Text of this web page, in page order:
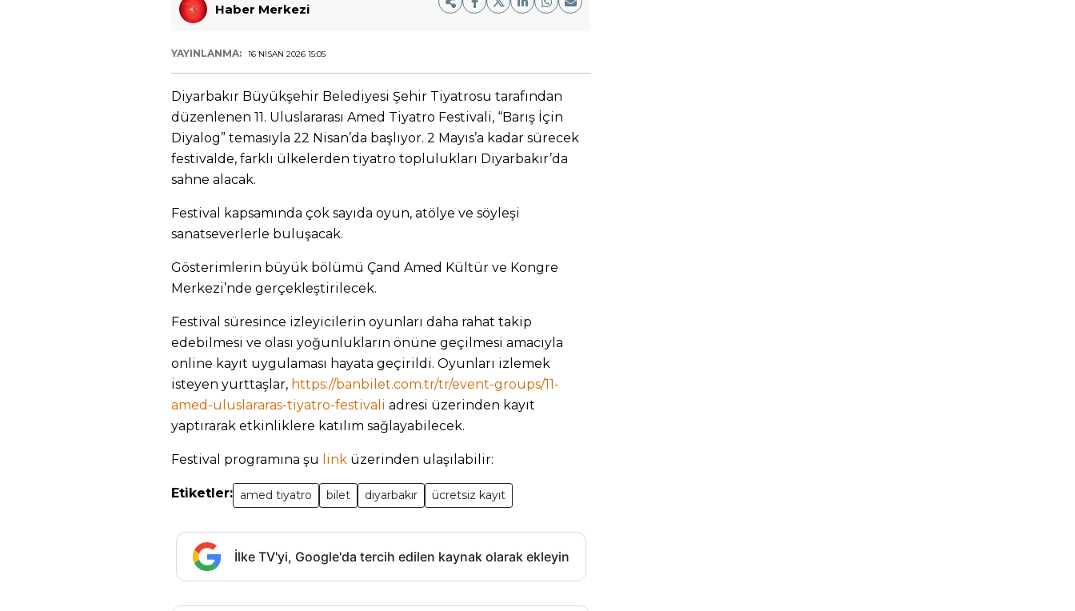
Haber Merkezi
YAYINLANMA: 16 NISAN 2026 15:05
Diyarbakır Büyükşehir Belediyesi Şehir Tiyatrosu tarafından
düzenlenen 11. Uluslararası Amed Tiyatro Festivali, “Barış İçin
Diyalog” temasıyla 22 Nisan’da başlıyor. 2 Mayıs’a kadar sürecek
festivalde, farklı ülkelerden tiyatro toplulukları Diyarbakır’da
sahne alacak.
Festival kapsamında çok sayıda oyun, atölye ve söyleşi
sanatseverlerle buluşacak.
Gösterimlerin büyük bölümü Çand Amed Kültür ve Kongre
Merkezi’nde gerçekleştirilecek.
Festival süresince izleyicilerin oyunları daha rahat takip
edebilmesi ve olası yoğunlukların önüne geçilmesi amacıyla
online kayıt uygulaması hayata geçirildi. Oyunları izlemek
isteyen yurttaşlar, https://banbilet.com.tr/tr/event-groups/11-
amed-uluslararas-tiyatro-festivali ⁠ adresi üzerinden kayıt
yaptırarak etkinliklere katılım sağlayabilecek.
Festival programına şu link üzerinden ulaşılabilir:
Etiketler: amed tiyatro bilet diyarbakır ücretsiz kayıt
İlke TV'yi, Google'da tercih edilen kaynak olarak ekleyin